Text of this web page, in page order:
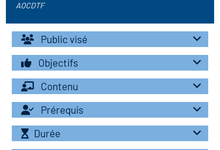
les métiers
clés métiers et
lieu d'information ou
des transitions
de l'Economie
Solidaire (ESS)
du secteur sanitaire
AOCDTF
Public visé
Objectifs
Contenu
Prérequis
Durée